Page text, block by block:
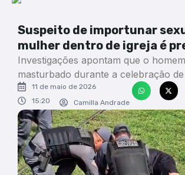
Suspeito de importunar
mulher dentro de igreja é
Investigações apontam que o
masturbado durante a celebração de
11 de maio de 2026
15:20
Camilla Andrade